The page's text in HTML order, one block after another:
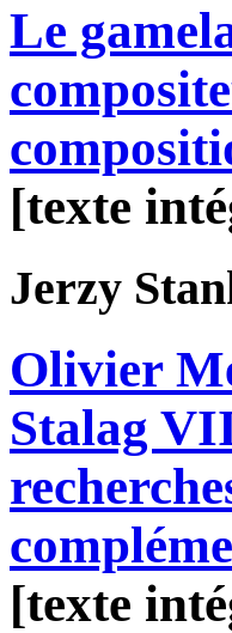
Le
[texte
Jerzy
Olivier
Stalag
[texte